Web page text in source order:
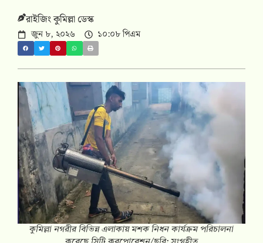
রাইজিং কুমিল্লা ডেস্ক
জুন ৮, ২০২৬ ১০:০৮ পিএম
কুমিল্লা নগরীর বিভিন্ন এলাকায় মশক নিধন কার্যক্রম পরিচালনা